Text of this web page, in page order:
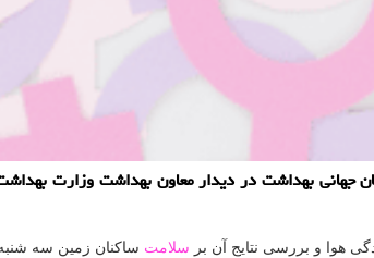
جهانی بهداشت در دیدار معاون بهداشت وزارت
هوا و بررسی نتایج آن بر سلامت ساكنان زمین سه